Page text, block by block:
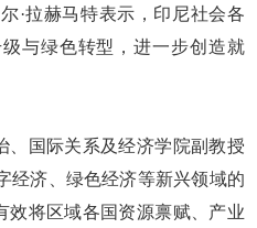
·拉赫马特表示，印尼社会各
与绿色转型，进一步创造就
国际关系及经济学院副教授
经济、绿色经济等新兴领域的
效将区域各国资源禀赋、产业